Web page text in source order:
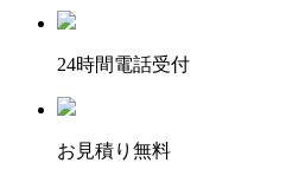
24時間電話受付
お見積り無料